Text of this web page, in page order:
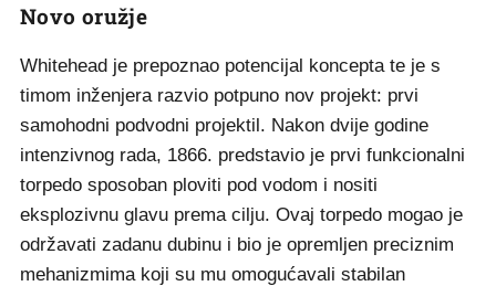
Novo oružje
Whitehead je prepoznao potencijal koncepta te je s
timom inženjera razvio potpuno nov projekt: prvi
samohodni podvodni projektil. Nakon dvije godine
intenzivnog rada, 1866. predstavio je prvi funkcionalni
torpedo sposoban ploviti pod vodom i nositi
eksplozivnu glavu prema cilju. Ovaj torpedo mogao je
održavati zadanu dubinu i bio je opremljen preciznim
mehanizmima koji su mu omogućavali stabilan